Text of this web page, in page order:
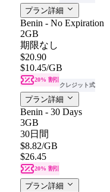
プラン詳細
Benin - No Expiration
2GB
期限なし
$20.90
$10.45/GB
20% 割引
クレジット式
プラン詳細
Benin - 30 Days
3GB
30日間
$8.82/GB
$26.45
20% 割引
プラン詳細